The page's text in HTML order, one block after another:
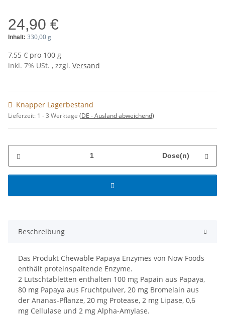
24,90 €
Inhalt: 330,00 g
7,55 € pro 100 g
inkl. 7% USt. , zzgl. Versand
Knapper Lagerbestand
Lieferzeit: 1 - 3 Werktage (DE - Ausland abweichend)
Dose(n)
Beschreibung
Das Produkt Chewable Papaya Enzymes von Now Foods
enthält proteinspaltende Enzyme.
2 Lutschtabletten enthalten 100 mg Papain aus Papaya,
80 mg Papaya aus Fruchtpulver, 20 mg Bromelain aus
der Ananas-Pflanze, 20 mg Protease, 2 mg Lipase, 0,6
mg Cellulase und 2 mg Alpha-Amylase.